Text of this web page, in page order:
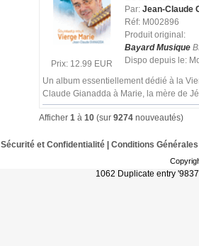
Prix: 12.99 EUR
Par: Jean-Claude
Réf: M002896
Produit original:
Bayard Musique
Dispo depuis le:
Un album essentiellement dédié à la
Claude Gianadda à Marie, la mère de
Afficher 1 à 10 (sur 9274 nouveautés)
Sécurité et Confidentialité| Conditions Générales
1062 Duplicate entry